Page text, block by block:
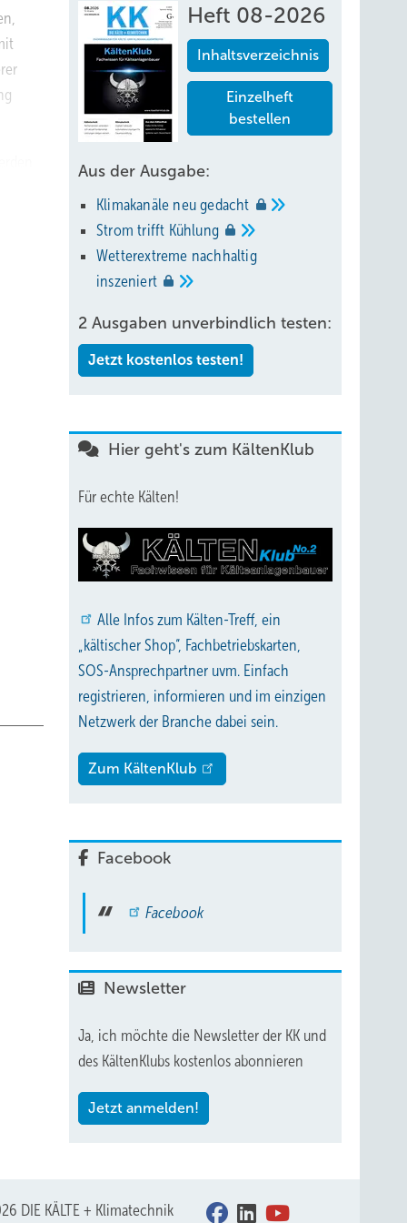
eine
Heft 08-2026
Inhaltsverzeichnis
Einzelheft
bestellen
Aus der Ausgabe:
Klimakanäle neugedacht
Strom trifft Kühlung
Wetterextreme nachhaltig
inszeniert
2 Ausgaben unverbindlich testen:
Jetzt kostenlos testen!
Hier geht's zum KältenKlub
Für echte Kälten!
Alle Infos zum Kälten-Treff, ein
„kältischer Shop“, Fachbetriebskarten,
SOS-Ansprechpartner uvm. Einfach
registrieren, informieren und im einzigen
Netzwerk der Branche dabei sein.
Zum KältenKlub
Facebook
Facebook
Newsletter
Ja, ich möchte die Newsletter der KK und
des KältenKlubs kostenlos abonnieren
Jetzt anmelden!
DIE KÄLTE + Klimatechnik